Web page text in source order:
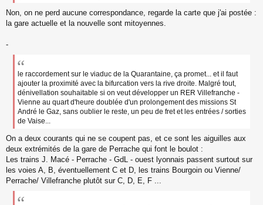
u
Non, on ne perd aucune correspondance, regarde la carte que j'ai postée :
la gare actuelle et la nouvelle sont mitoyennes.
-
le raccordement sur le viaduc de la Quarantaine, ça promet... et il faut
ajouter la proximité avec la bifurcation vers la rive droite. Malgré tout,
dénivellation souhaitable si on veut développer un RER Villefranche -
Vienne au quart d'heure doublée d'un prolongement des missions St
André le Gaz, sans oublier le reste, un peu de fret et les entrées / sorties
de Vaise...
On a deux courants qui ne se coupent pas, et ce sont les aiguilles aux
deux extrémités de la gare de Perrache qui font le boulot :
Les trains J. Macé - Perrache - GdL - ouest lyonnais passent surtout sur
les voies A, B, éventuellement C et D, les trains Bourgoin ou Vienne/
Perrache/ Villefranche plutôt sur C, D, E, F ...